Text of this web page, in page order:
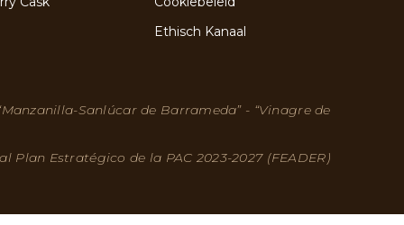
Ethisch Kanaal
Sanlúcar de Barrameda” - “Vinagre de
Estratégico de la PAC 2023-2027 (FEADER)